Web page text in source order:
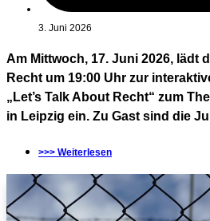
3. Juni 2026
Am Mittwoch, 17. Juni 2026, lädt
Recht um 19:00 Uhr zur
„Let’s Talk About Recht“ zum
in Leipzig ein. Zu Gast sind die
>>> Weiterlesen